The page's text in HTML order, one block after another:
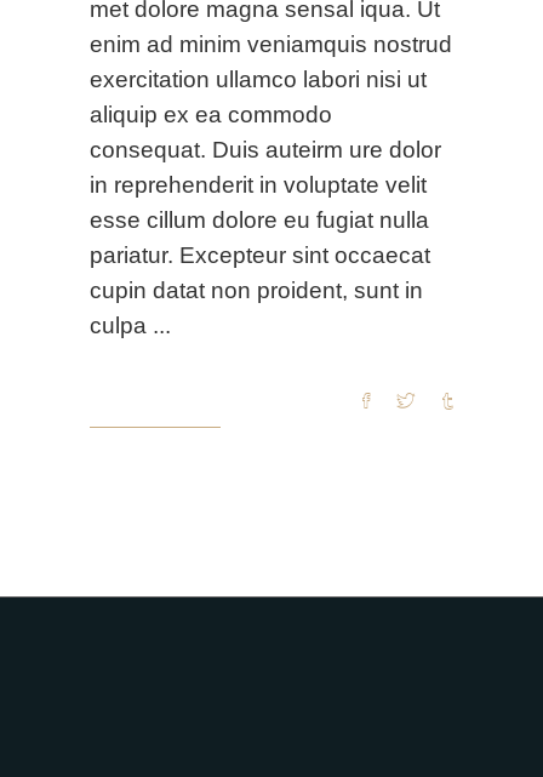
met dolore magna sensal iqua. Ut
enim ad minim veniamquis nostrud
exercitation ullamco labori nisi ut
aliquip ex ea commodo
consequat. Duis auteirm ure dolor
in reprehenderit in voluptate velit
esse cillum dolore eu fugiat nulla
pariatur. Excepteur sint occaecat
cupin datat non proident, sunt in
culpa